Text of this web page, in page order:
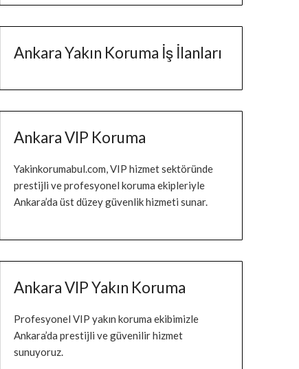
Ankara Yakın Koruma İş İlanları
Ankara VIP Koruma
Yakinkorumabul.com, VIP hizmet sektöründe
prestijli ve profesyonel koruma ekipleriyle
Ankara’da üst düzey güvenlik hizmeti sunar.
Ankara VIP Yakın Koruma
Profesyonel VIP yakın koruma ekibimizle
Ankara’da prestijli ve güvenilir hizmet
sunuyoruz.